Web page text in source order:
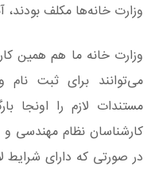
وزارت خانه‌ها مکلف بودند،
وزارت خانه ما هم همین
می‌توانند برای ثبت نام
مستندات لازم را اونجا
کارشناسان نظام مهندسی
در صورتی که دارای شرایط